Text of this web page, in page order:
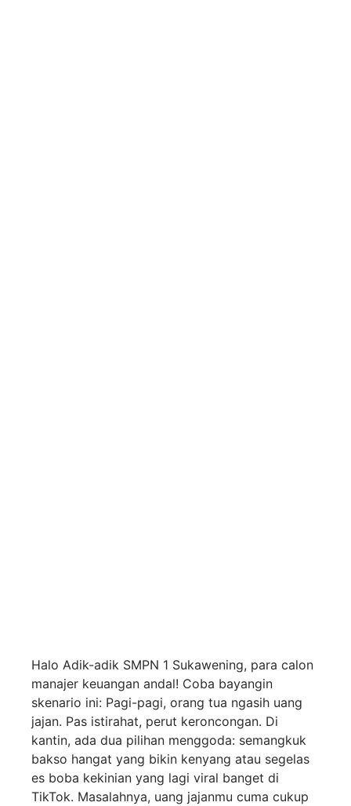
Halo Adik-adik SMPN 1 Sukawening, para calon
manajer keuangan andal! Coba bayangin
skenario ini: Pagi-pagi, orang tua ngasih uang
jajan. Pas istirahat, perut keroncongan. Di
kantin, ada dua pilihan menggoda: semangkuk
bakso hangat yang bikin kenyang atau segelas
es boba kekinian yang lagi viral banget di
TikTok. Masalahnya, uang jajanmu cuma cukup